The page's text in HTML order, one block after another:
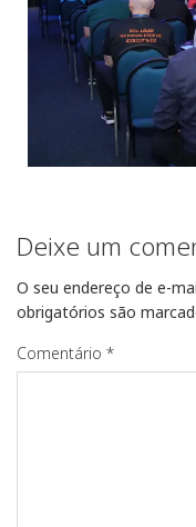
Deixe um
O seu endereço de e-
obrigatórios são
Comentário *